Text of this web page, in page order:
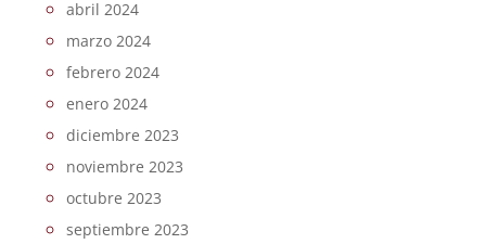
abril 2024
marzo 2024
febrero 2024
enero 2024
diciembre 2023
noviembre 2023
octubre 2023
septiembre 2023